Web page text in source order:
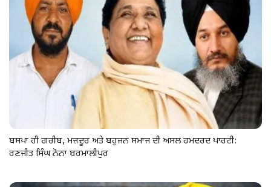
ਬਸਪਾ ਹੀ ਗਰੀਬ, ਮਜ਼ਦੂਰ ਅਤੇ ਬਹੁਜਨ ਸਮਾਜ ਦੀ ਅਸਲ ਹਮਦਰਦ ਪਾਰਟੀ:
ਰਣਜੀਤ ਸਿੰਘ ਨੋਨਾ ਬਰਮਾਲੀਪੁਰ